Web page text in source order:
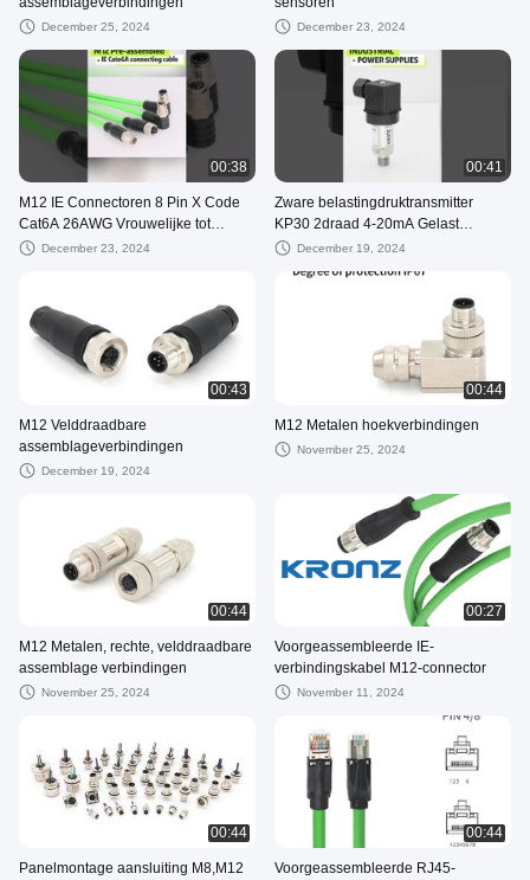
December 25, 2024 December 23, 2024
00:38
M12 IE Connectoren 8 Pin X Code
Cat6A 26AWG Vrouwelijke tot
mannelijke PVC-slepenketen
December 23, 2024
00:41
Zware belastingdruktransmitter
KP30 2draad 4-20mA Gelast
druksensor van roestvrij staal
December 19, 2024
00:43
M12 Velddraadbare
assemblageverbindingen
December 19, 2024
00:44
M12 Metalen hoekverbindingen
November 25, 2024
00:44
M12 Metalen, rechte, velddraadbare
assemblage verbindingen
November 25, 2024
00:27
Voorgeassembleerde IE-
verbindingskabel M12-connector
November 11, 2024
00:44
Panelmontage aansluiting M8,M12
00:44
Voorgeassembleerde RJ45-